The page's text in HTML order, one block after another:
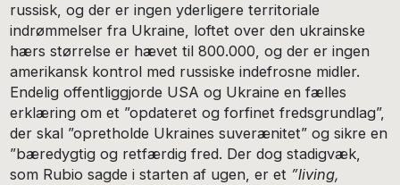
russisk, og der er ingen yderligere territoriale
indrømmelser fra Ukraine, loftet over den ukrainske
hærs størrelse er hævet til 800.000, og der er ingen
amerikansk kontrol med russiske indefrosne midler.
Endelig offentliggjorde USA og Ukraine en fælles
erklæring om et ”opdateret og forfinet fredsgrundlag”,
der skal ”opretholde Ukraines suverænitet” og sikre en
”bæredygtig og retfærdig fred. Der dog stadigvæk,
som Rubio sagde i starten af ugen, er et ”living,